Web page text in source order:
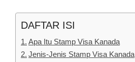
DAFTAR ISI
Apa Itu Stamp Visa Kanada
Jenis-Jenis Stamp Visa Kanada